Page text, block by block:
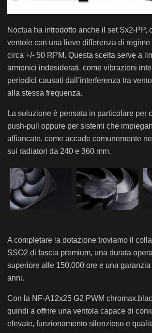
Noctua ha introdotto anche il set Sx2-PP,
ventole con una lieve differenza di
circa +/- 50 RPM. Questa scelta serve a
armonici indesiderati, come vibrazioni
periodici causati dall’interferenza tra
alla stessa frequenza.
La soluzione è pensata in particolare per
push-pull oppure per sistemi che
affiancate, come accade comunemente
sui radiatori da 240 e 360 mm.
A completare la dotazione troviamo il
SSO2 di fascia premium, una durata
superiore alle 150.000 ore e una
anni.
Con la NF-A12x25 G2 PWM
quindi a offrire una ventola capace di
elevate, funzionamento silenzioso e